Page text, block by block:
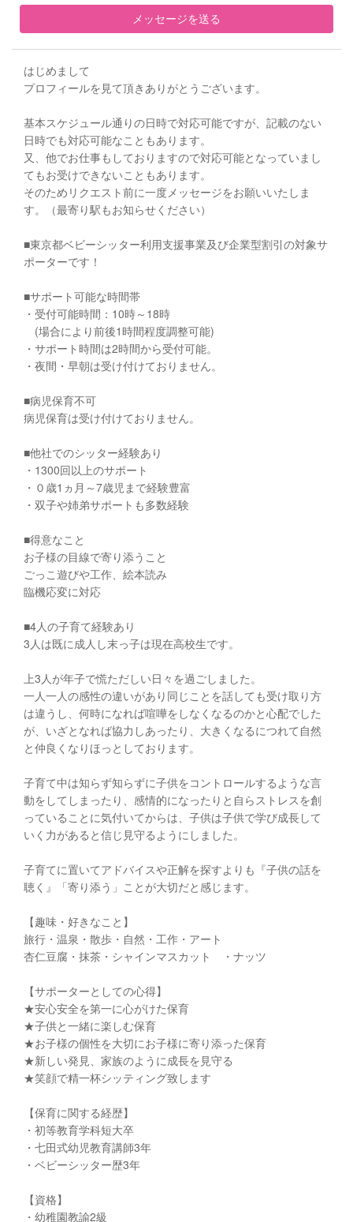
メッセージを送る
はじめまして
プロフィールを見て頂きありがとうございます。
基本スケジュール通りの日時で対応可能ですが、記載のない
日時でも対応可能なこともあります。
又、他でお仕事もしておりますので対応可能となっていまし
てもお受けできないこともあります。
そのためリクエスト前に一度メッセージをお願いいたしま
す。（最寄り駅もお知らせください）
■東京都ベビーシッター利用支援事業及び企業型割引の対象サ
ポーターです！
■サポート可能な時間帯
・受付可能時間：10時～18時
(場合により前後1時間程度調整可能)
・サポート時間は2時間から受付可能。
・夜間・早朝は受け付けておりません。
■病児保育不可
病児保育は受け付けておりません。
■他社でのシッター経験あり
・1300回以上のサポート
・０歳1ヵ月～7歳児まで経験豊富
・双子や姉弟サポートも多数経験
■得意なこと
お子様の目線で寄り添うこと
ごっこ遊びや工作、絵本読み
臨機応変に対応
■4人の子育て経験あり
3人は既に成人し末っ子は現在高校生です。
上3人が年子で慌ただしい日々を過ごしました。
一人一人の感性の違いがあり同じことを話しても受け取り方
は違うし、何時になれば喧嘩をしなくなるのかと心配でした
が、いざとなれば協力しあったり、大きくなるにつれて自然
と仲良くなりほっとしております。
子育て中は知らず知らずに子供をコントロールするような言
動をしてしまったり、感情的になったりと自らストレスを創
っていることに気付いてからは、子供は子供で学び成長して
いく力があると信じ見守るようにしました。
子育てに置いてアドバイスや正解を探すよりも『子供の話を
聴く』「寄り添う」ことが大切だと感じます。
【趣味・好きなこと】
旅行・温泉・散歩・自然・工作・アート
杏仁豆腐・抹茶・シャインマスカット ・ナッツ
【サポーターとしての心得】
★安心安全を第一に心がけた保育
★子供と一緒に楽しむ保育
★お子様の個性を大切にお子様に寄り添った保育
★新しい発見、家族のように成長を見守る
★笑顔で精一杯シッティング致します
【保育に関する経歴】
・初等教育学科短大卒
・七田式幼児教育講師3年
・ベビーシッター歴3年
【資格】
・幼稚園教諭2級